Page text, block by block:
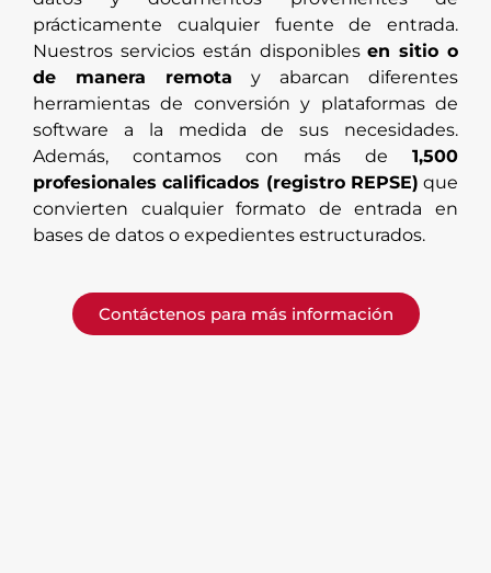
prácticamente cualquier fuente de entrada.
Nuestros servicios están disponiblesen sitio o
de manera remota y abarcan diferentes
herramientas de conversión y plataformas de
software a la medida de sus necesidades.
Además, contamos con más de 1,500
profesionales calificados (registro REPSE) que
convierten cualquier formato de entrada en
bases de datos o expedientes estructurados.
Contáctenos para más información